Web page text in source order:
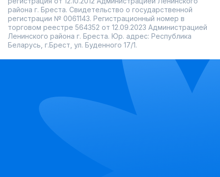
района г. Бреста. Свидетельство о государственной
регистрации № 0061143. Регистрационный номер в
торговом реестре 564352 от 12.09.2023 Администрацией
Ленинского района г. Бреста. Юр. адрес: Республика
Беларусь, г.Брест, ул. Буденного 17/1.